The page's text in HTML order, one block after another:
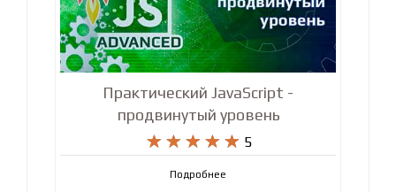
Практический JavaScript -
продвинутый уровень
    
     5
Подробнее